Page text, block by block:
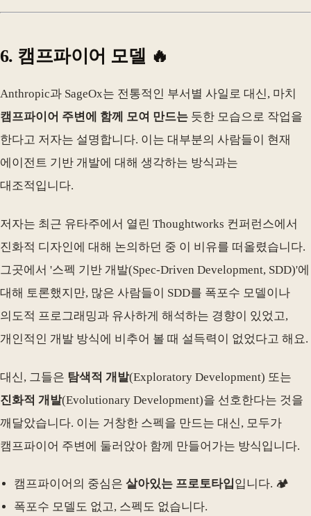
6. 캠프파이어 모델 🔥
Anthropic과 SageOx는 전통적인 부서별 사일로 대신, 마치
캠프파이어 주변에 함께 모여 만드는 듯한 모습으로 작업을
한다고 저자는 설명합니다. 이는 대부분의 사람들이 현재
에이전트 기반 개발에 대해 생각하는 방식과는
대조적입니다.
저자는 최근 유타주에서 열린 Thoughtworks 컨퍼런스에서
진화적 디자인에 대해 논의하던 중 이 비유를 떠올렸습니다.
그곳에서 '스펙 기반 개발(Spec-Driven Development, SDD)'에
대해 토론했지만, 많은 사람들이 SDD를 폭포수 모델이나
의도적 프로그래밍과 유사하게 해석하는 경향이 있었고,
개인적인 개발 방식에 비추어 볼 때 설득력이 없었다고 해요.
대신, 그들은 탐색적 개발(Exploratory Development) 또는
진화적 개발(Evolutionary Development)을 선호한다는 것을
깨달았습니다. 이는 거창한 스펙을 만드는 대신, 모두가
캠프파이어 주변에 둘러앉아 함께 만들어가는 방식입니다.
캠프파이어의 중심은 살아있는 프로토타입입니다. 🏕️
폭포수 모델도 없고, 스펙도 없습니다.